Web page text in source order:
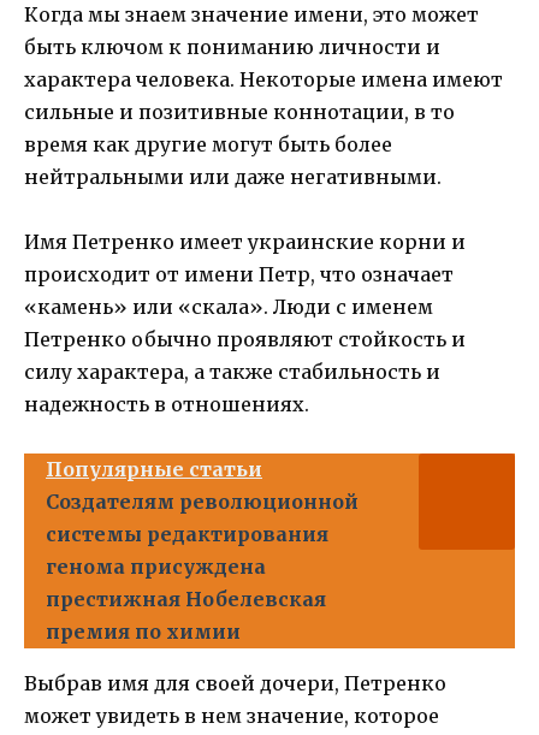
Когда мы знаем значение имени, это может
быть ключом к пониманию личности и
характера человека. Некоторые имена имеют
сильные и позитивные коннотации, в то
время как другие могут быть более
нейтральными или даже негативными.
Имя Петренко имеет украинские корни и
происходит от имени Петр, что означает
«камень» или «скала». Люди с именем
Петренко обычно проявляют стойкость и
силу характера, а также стабильность и
надежность в отношениях.
Популярные статьи
Создателям революционной
системы редактирования
генома присуждена
престижная Нобелевская
премия по химии
Выбрав имя для своей дочери, Петренко
может увидеть в нем значение, которое